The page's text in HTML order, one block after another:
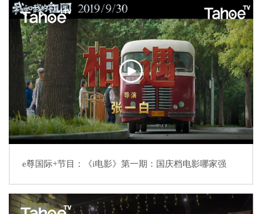
e尊国际+节目：《i电影》第一期：国庆档电影哪家强